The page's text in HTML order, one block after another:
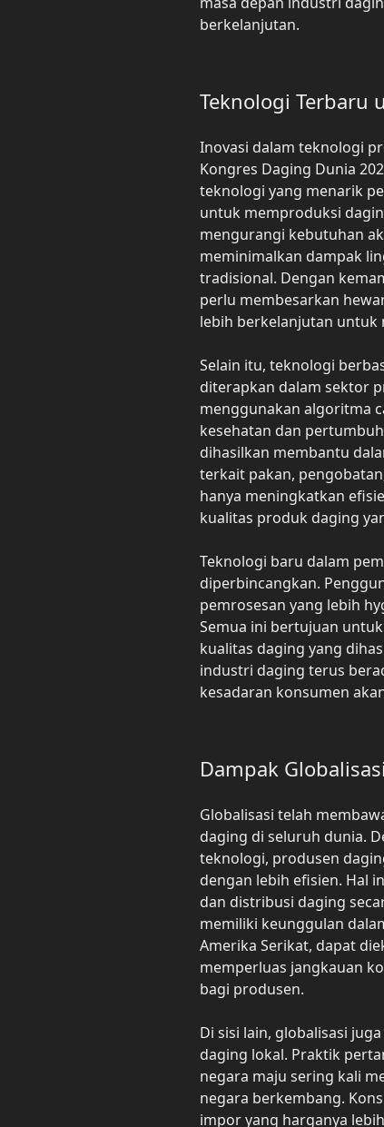
berkelanjutan.
Teknologi Terbaru
Inovasi dalam teknologi
Kongres Daging Dunia
teknologi yang menarik
untuk memproduksi
mengurangi kebutuhan
meminimalkan dampak
tradisional. Dengan
perlu membesarkan
lebih berkelanjutan untuk
Selain itu, teknologi
diterapkan dalam sektor
menggunakan algoritma
kesehatan dan
dihasilkan membantu
terkait pakan,
hanya meningkatkan
kualitas produk daging
Teknologi baru dalam
diperbincangkan.
pemrosesan yang lebih
Semua ini bertujuan
kualitas daging yang
industri daging terus
kesadaran konsumen
Dampak
Globalisasi telah
daging di seluruh dunia.
teknologi, produsen
dengan lebih efisien. Hal
dan distribusi daging
memiliki keunggulan
Amerika Serikat, dapat
memperluas jangkauan
bagi produsen.
Di sisi lain, globalisasi
daging lokal. Praktik
negara maju sering kali
negara berkembang.
impor yang harganya